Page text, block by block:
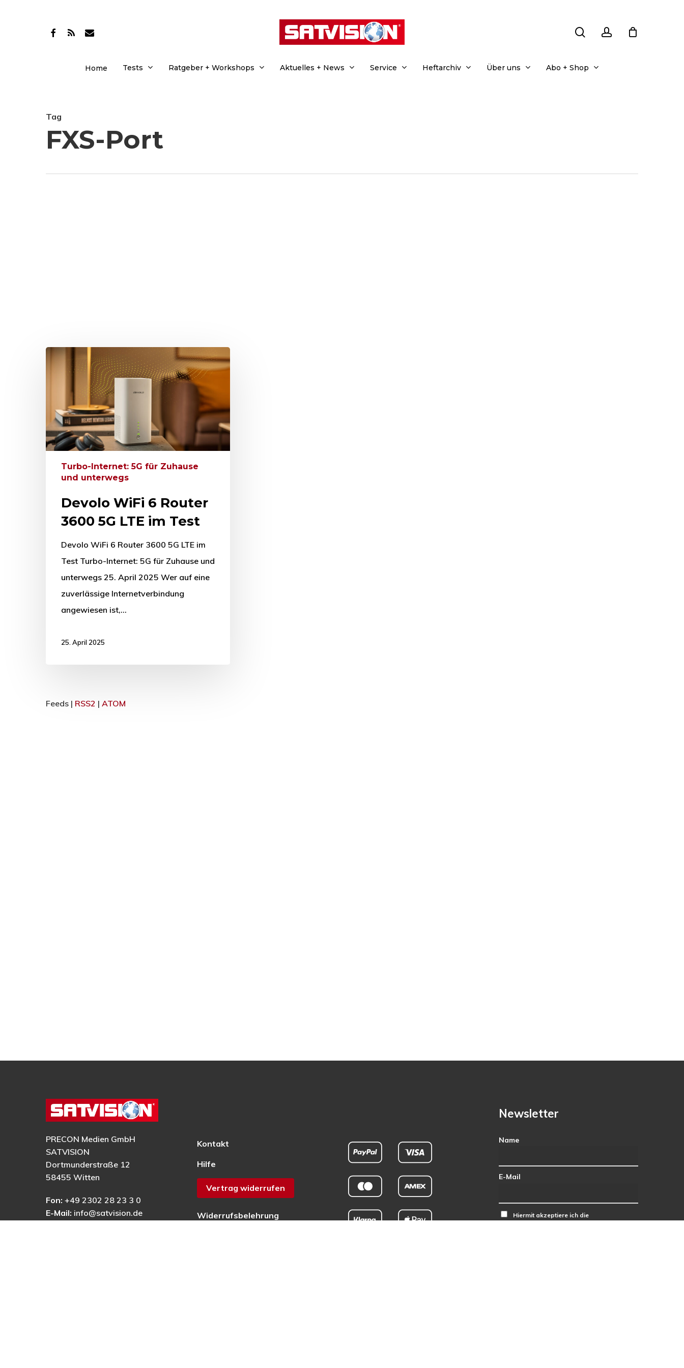
facebook
RSS email
Home Tests Ratgeber + Workshops Aktuelles + News Service Heftarchiv Über uns Abo + Shop
Tag
FXS-Port
Turbo-Internet: 5G für Zuhause
und unterwegs
Devolo WiFi 6 Router
3600 5G LTE im Test
Devolo WiFi 6 Router 3600 5G LTE im
Test Turbo-Internet: 5G für Zuhause und
unterwegs 25. April 2025 Wer auf eine
zuverlässige Internetverbindung
angewiesen ist,…
25. April 2025
Feeds | RSS2 | ATOM
PRECON Medien GmbH
SATVISION
Dortmunderstraße 12
58455 Witten
Fon: +49 2302 28 23 3 0
E-Mail: info@satvision.de
Kontakt
Hilfe
Vertrag widerrufen
Widerrufsbelehrung
Newsletter
Name
E-Mail
Hiermit akzeptiere ich die